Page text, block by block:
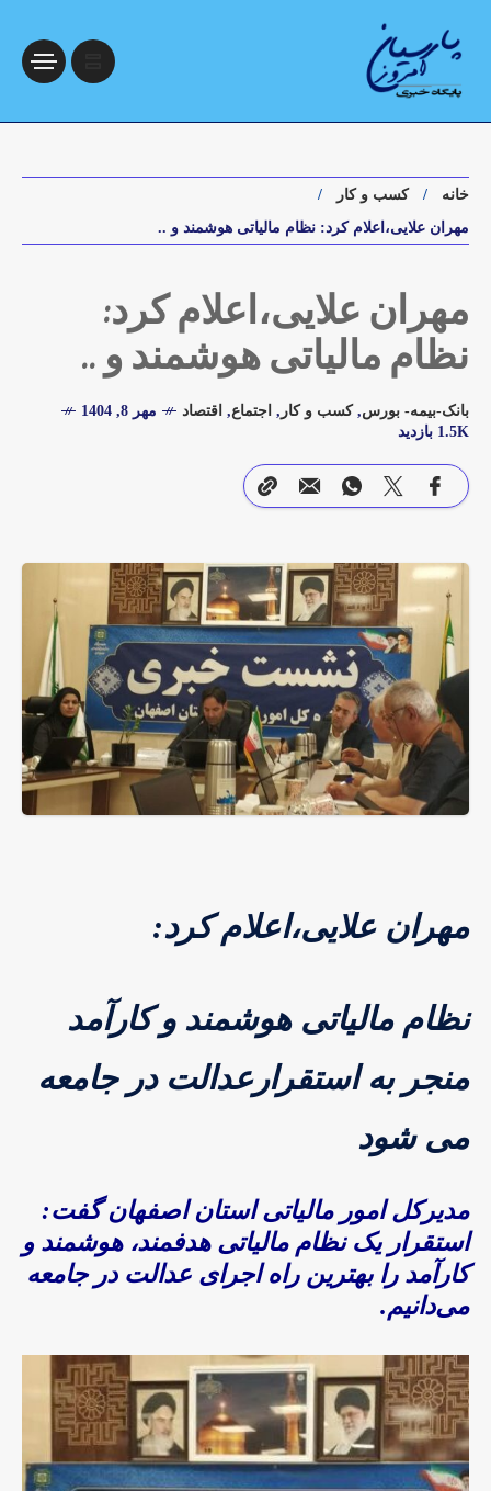
خانه
کسب و کار
مهران علایی،اعلام کرد: نظام مالیاتی هوشمند و ..
مهران علایی،اعلام کرد:
نظام مالیاتی هوشمند و ..
بانک-بیمه- بورس,کسب و کار , اجتماع, اقتصاد
مهر 8, 1404
1.5K بازدید
مهران علایی،اعلام کرد:
نظام مالیاتی هوشمند و کارآمد
منجر به استقرارعدالت در جامعه
می شود
مدیرکل امور مالیاتی استان اصفهان گفت:
استقرار یک نظام مالیاتی هدفمند، هوشمند و
کارآمد را بهترین راه اجرای عدالت در جامعه
می‌دانیم.